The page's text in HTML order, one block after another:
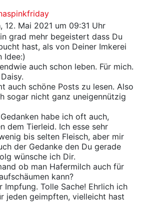
12. Mai 2021 um 09:31 Uhr
grad mehr begeistert dass Du
hast, als von Deiner Imkerei
Idee:)
auch schon leben. Für mich.
auch schöne Posts zu lesen. Also
sogar nicht ganz uneigennützig
habe ich oft auch,
dem Tierleid. Ich esse sehr
bis selten Fleisch, aber mir
der Gedanke den Du gerade
wünsche ich Dir.
ob man Hafermilch auch für
kann?
Impfung. Tolle Sache! Ehrlich ich
jeden geimpften, vielleicht hast